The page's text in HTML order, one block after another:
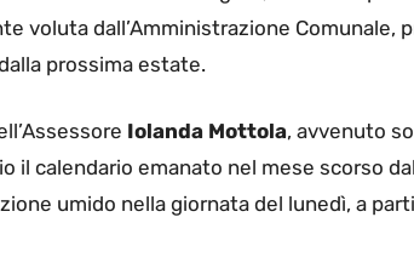
voluta dall’Amministrazione Comunale,
prossima estate.
Iolanda Mottola, avvenuto
il calendario emanato nel mese scorso
umido nella giornata del lunedì, a